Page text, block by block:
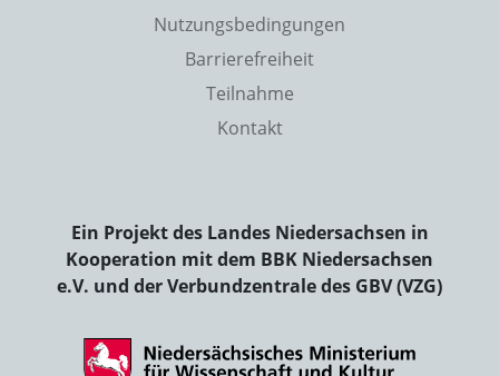
Nutzungsbedingungen
Barrierefreiheit
Teilnahme
Kontakt
Ein Projekt des Landes Niedersachsen in
Kooperation mit dem BBK Niedersachsen
e.V. und der Verbundzentrale des GBV (VZG)